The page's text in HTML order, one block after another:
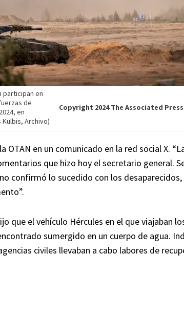
participan en
de
en
Kulbis, Archivo)
Copyright 2024 The Associated
OTAN en un comunicado en la red social X.
que hizo hoy el secretario general.
confirmó lo sucedido con los desaparecidos,
que el vehículo Hércules en el que viajaban
sumergido en un cuerpo de agua.
civiles llevaban a cabo labores de